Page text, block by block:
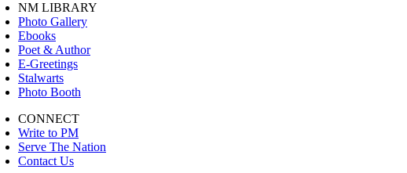
NM LIBRARY
Photo Gallery
Ebooks
Poet & Author
E-Greetings
Stalwarts
Photo Booth
CONNECT
Write to PM
Serve The Nation
Contact Us